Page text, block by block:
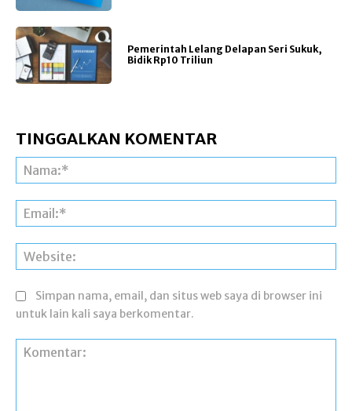
Pemerintah Lelang Delapan Seri Sukuk,
Bidik Rp10 Triliun
TINGGALKAN KOMENTAR
Simpan nama, email, dan situs web saya di browser ini
untuk lain kali saya berkomentar.